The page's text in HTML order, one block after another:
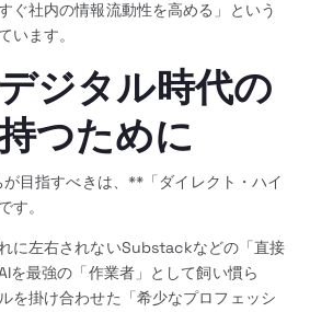
ぐ社内の情報流動性を高める」という
います。
ジタル時代の
つために
目指すべきは、**「ダイレクト・ハイ
す。
に左右されないSubstackなどの「直接
を最強の「作業者」として飼い慣ら
を掛け合わせた「希少なプロフェッシ